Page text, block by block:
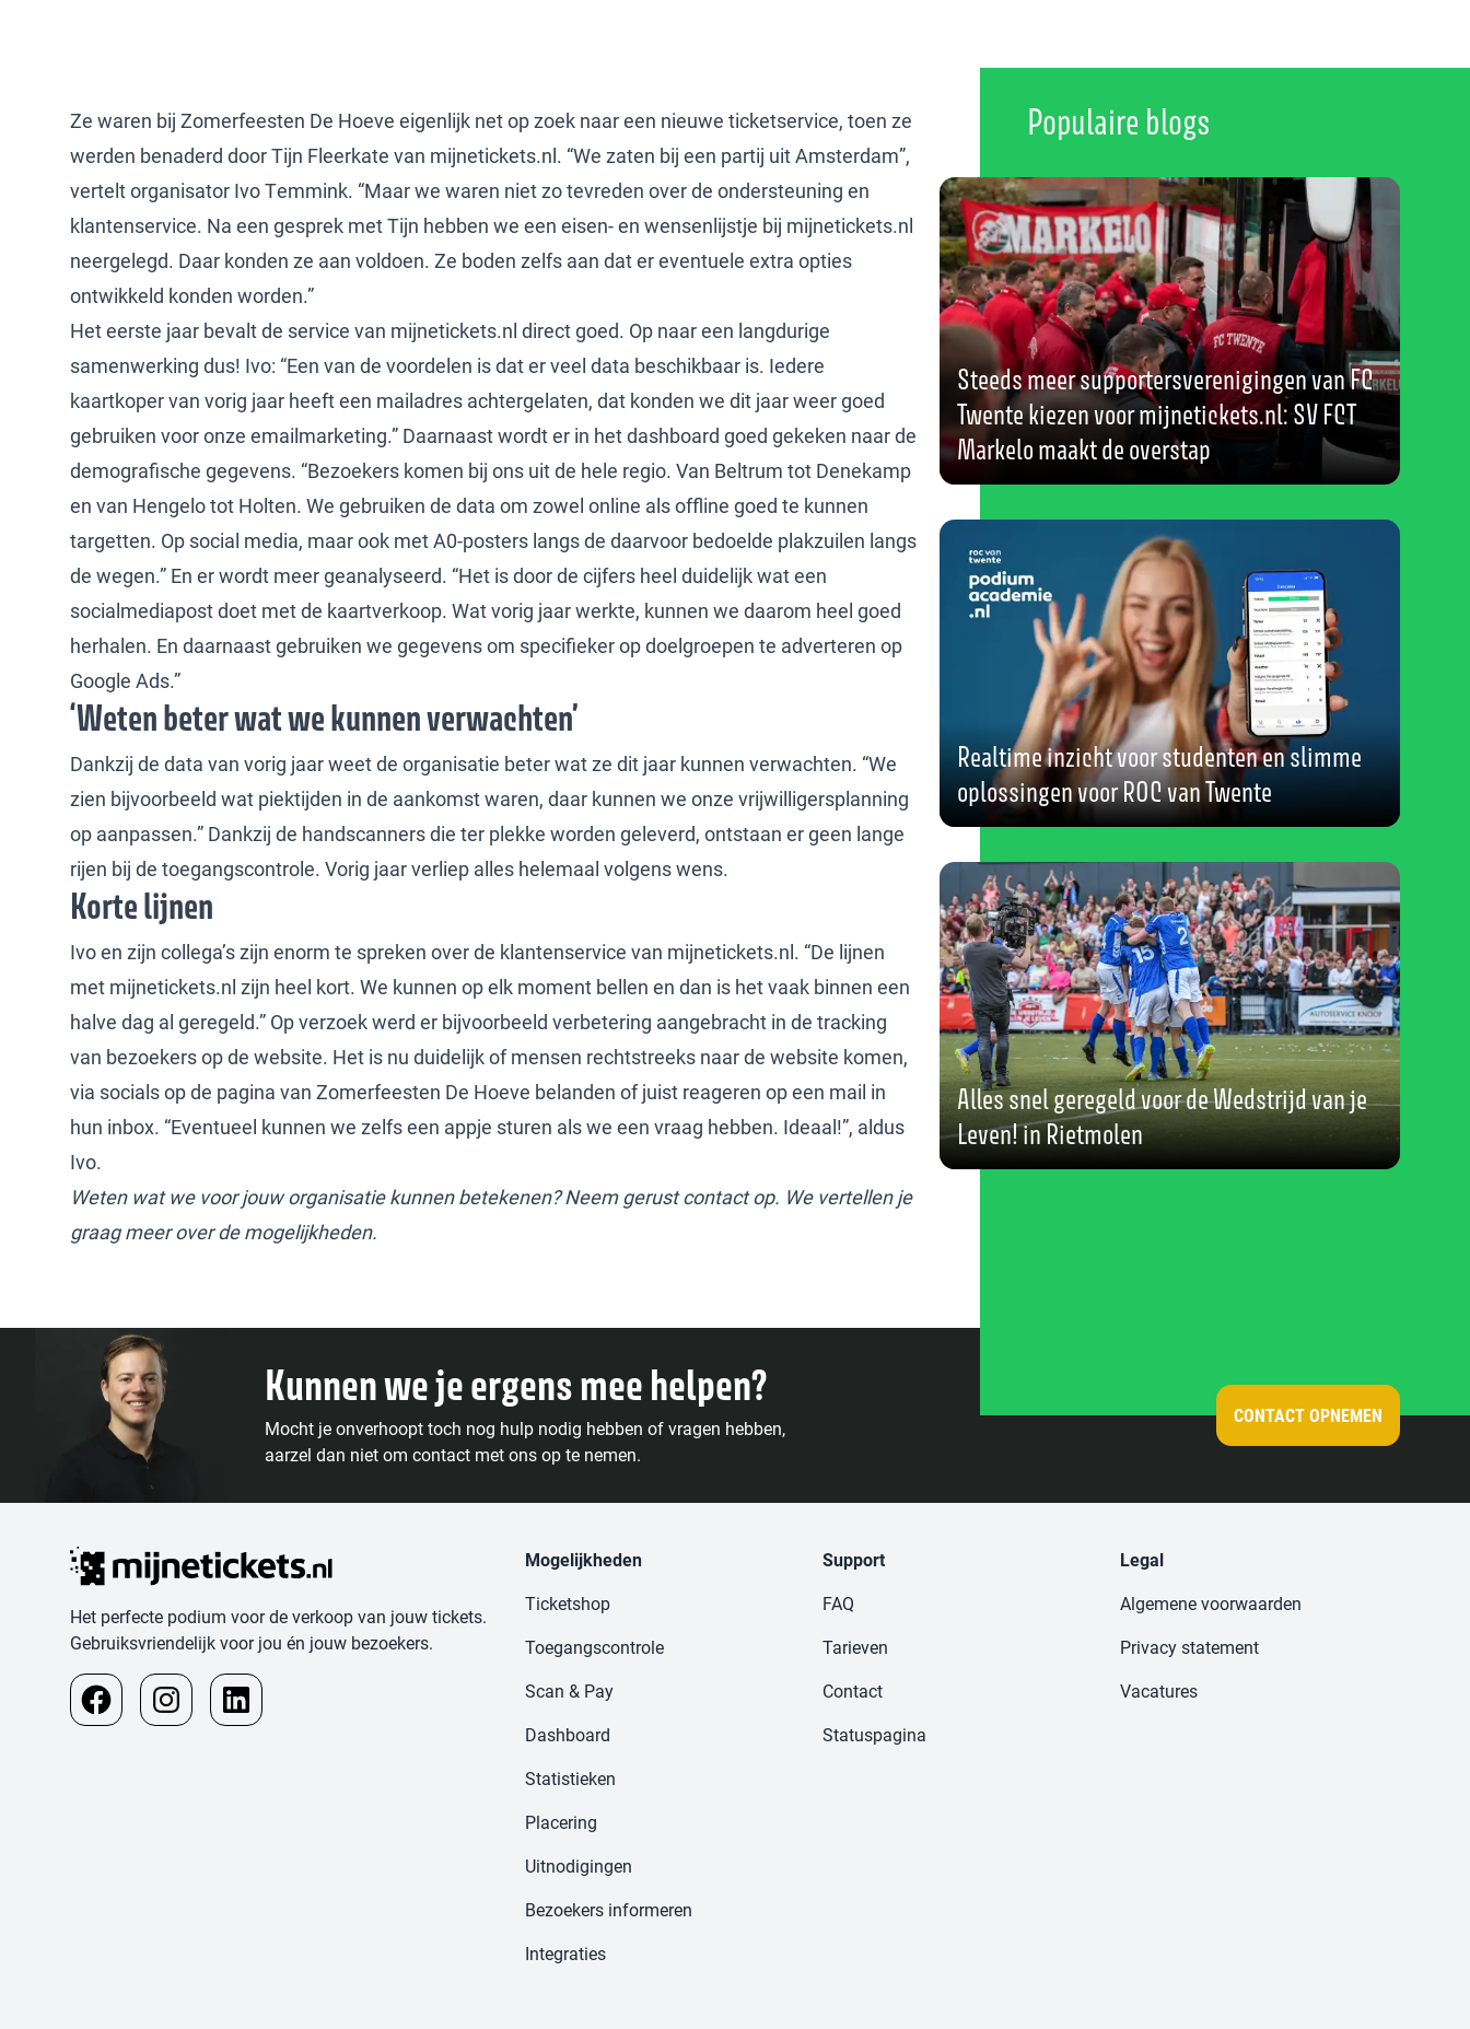
Ze waren bij Zomerfeesten De Hoeve eigenlijk net op zoek naar een nieuwe ticketservice, toen ze
werden benaderd door Tijn Fleerkate van mijnetickets.nl. “We zaten bij een partij uit Amsterdam”,
vertelt organisator Ivo Temmink. “Maar we waren niet zo tevreden over de ondersteuning en
klantenservice. Na een gesprek met Tijn hebben we een eisen- en wensenlijstje bij mijnetickets.nl
neergelegd. Daar konden ze aan voldoen. Ze boden zelfs aan dat er eventuele extra opties
ontwikkeld konden worden.”
Het eerste jaar bevalt de service van mijnetickets.nl direct goed. Op naar een langdurige
samenwerking dus! Ivo: “Een van de voordelen is dat er veel data beschikbaar is. Iedere
kaartkoper van vorig jaar heeft een mailadres achtergelaten, dat konden we dit jaar weer goed
gebruiken voor onze emailmarketing.” Daarnaast wordt er in het dashboard goed gekeken naar de
demografische gegevens. “Bezoekers komen bij ons uit de hele regio. Van Beltrum tot Denekamp
en van Hengelo tot Holten. We gebruiken de data om zowel online als offline goed te kunnen
targetten. Op social media, maar ook met A0-posters langs de daarvoor bedoelde plakzuilen langs
de wegen.” En er wordt meer geanalyseerd. “Het is door de cijfers heel duidelijk wat een
socialmediapost doet met de kaartverkoop. Wat vorig jaar werkte, kunnen we daarom heel goed
herhalen. En daarnaast gebruiken we gegevens om specifieker op doelgroepen te adverteren op
Google Ads.”
‘Weten beter wat we kunnen verwachten’
Dankzij de data van vorig jaar weet de organisatie beter wat ze dit jaar kunnen verwachten. “We
zien bijvoorbeeld wat piektijden in de aankomst waren, daar kunnen we onze vrijwilligersplanning
op aanpassen.” Dankzij de handscanners die ter plekke worden geleverd, ontstaan er geen lange
rijen bij de toegangscontrole. Vorig jaar verliep alles helemaal volgens wens.
Korte lijnen
Ivo en zijn collega’s zijn enorm te spreken over de klantenservice van mijnetickets.nl. “De lijnen
met mijnetickets.nl zijn heel kort. We kunnen op elk moment bellen en dan is het vaak binnen een
halve dag al geregeld.” Op verzoek werd er bijvoorbeeld verbetering aangebracht in de tracking
van bezoekers op de website. Het is nu duidelijk of mensen rechtstreeks naar de website komen,
via socials op de pagina van Zomerfeesten De Hoeve belanden of juist reageren op een mail in
hun inbox. “Eventueel kunnen we zelfs een appje sturen als we een vraag hebben. Ideaal!”, aldus
Ivo.
Weten wat we voor jouw organisatie kunnen betekenen? Neem gerust contact op. We vertellen je
graag meer over de mogelijkheden.
Populaire blogs
Steeds meer supportersverenigingen van FC
Twente kiezen voor mijnetickets.nl: SV FCT
Markelo maakt de overstap
Realtime inzicht voor studenten en slimme
oplossingen voor ROC van Twente
Alles snel geregeld voor de Wedstrijd van je
Leven! in Rietmolen
Kunnen we je ergens mee helpen?
Mocht je onverhoopt toch nog hulp nodig hebben of vragen hebben,
aarzel dan niet om contact met ons op te nemen.
CONTACT OPNEMEN
Het perfecte podium voor de verkoop van jouw tickets.
Gebruiksvriendelijk voor jou én jouw bezoekers.
Mogelijkheden
Ticketshop
Toegangscontrole
Scan & Pay
Dashboard
Statistieken
Placering
Uitnodigingen
Bezoekers informeren
Integraties
Support
FAQ
Tarieven
Contact
Statuspagina
Legal
Algemene voorwaarden
Privacy statement
Vacatures